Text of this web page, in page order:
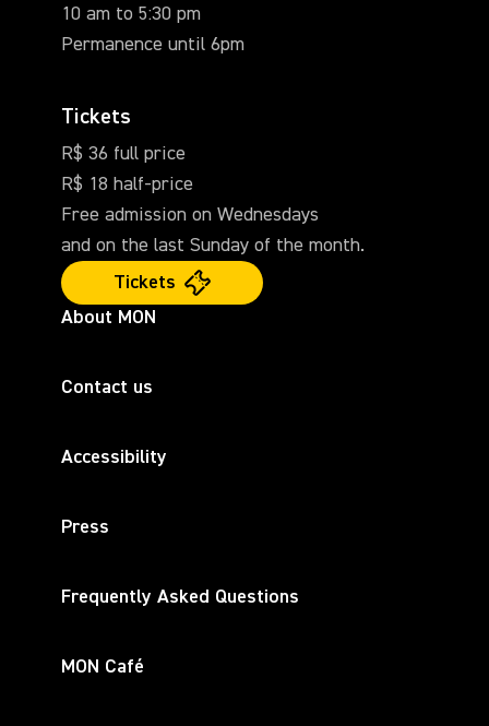
10 am to 5:30 pm
Permanence until 6pm
Tickets
R$ 36 full price
R$ 18 half-price
Free admission on Wednesdays
and on the last Sunday of the month.
Tickets
About MON
Contact us
Accessibility
Press
Frequently Asked Questions
MON Café